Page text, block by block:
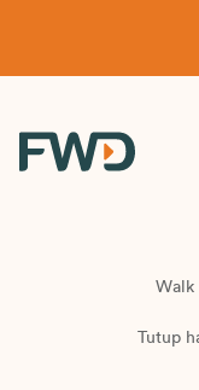
Walk
Tutup